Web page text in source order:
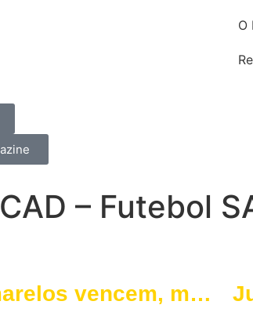
O
– Futebol
vencem, mas